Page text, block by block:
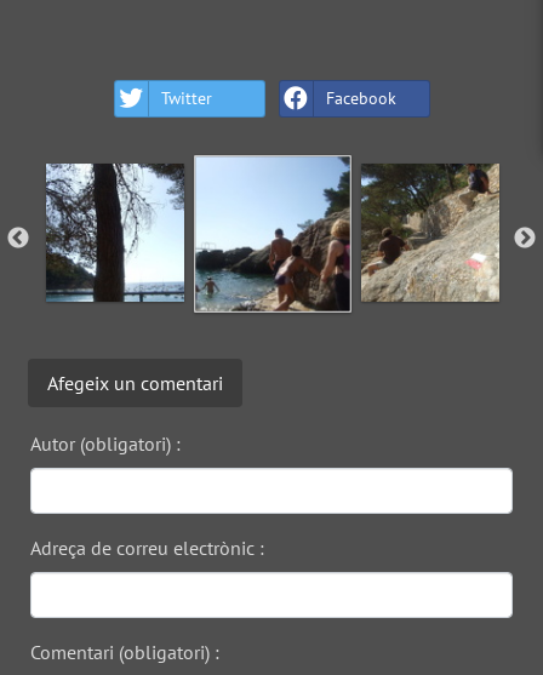
Twitter Facebook
Afegeix un comentari
Autor (obligatori) :
Adreça de correu electrònic :
Comentari (obligatori) :